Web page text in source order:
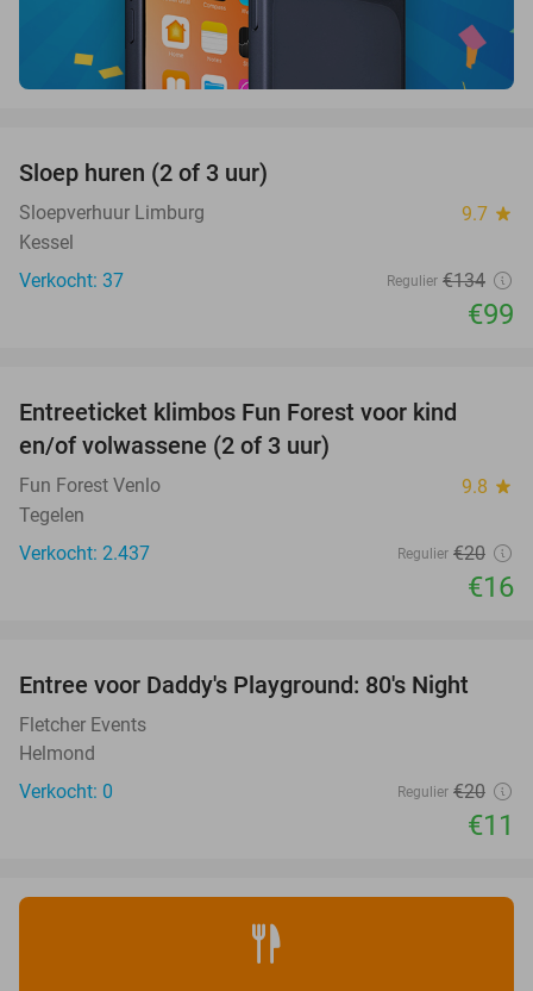
Sloep huren (2 of 3 uur)
Sloepverhuur Limburg 9.7 star
Kessel
Verkocht: 37
Regulier €134
€99
Entreeticket klimbos Fun Forest voor kind
en/of volwassene (2 of 3 uur)
Fun Forest Venlo 9.8 star
Tegelen
Verkocht: 2.437
Regulier €20
€16
45%
TODAY
Entree voor Daddy's Playground: 80's Night
Fletcher Events
Helmond
Verkocht: 0
Regulier €20
€11